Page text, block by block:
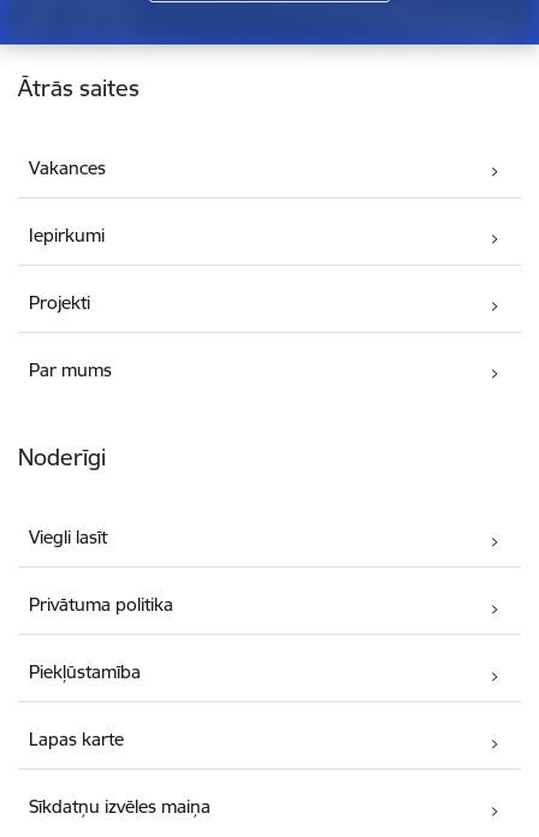
Kājene
Ātrās saites
Vakances
Iepirkumi
Projekti
Par mums
Noderīgi
Viegli lasīt
Privātuma politika
Piekļūstamība
Lapas karte
Sīkdatņu izvēles maiņa